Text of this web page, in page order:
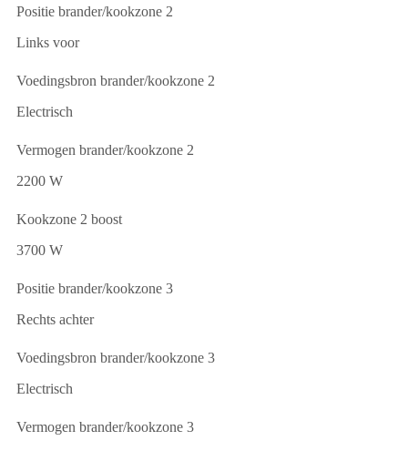
Positie brander/kookzone 2
Links voor
Voedingsbron brander/kookzone 2
Electrisch
Vermogen brander/kookzone 2
2200 W
Kookzone 2 boost
3700 W
Positie brander/kookzone 3
Rechts achter
Voedingsbron brander/kookzone 3
Electrisch
Vermogen brander/kookzone 3